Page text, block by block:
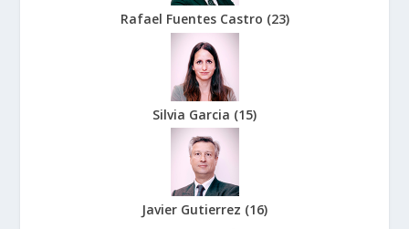
Rafael Fuentes Castro (23)
Silvia Garcia (15)
Javier Gutierrez (16)